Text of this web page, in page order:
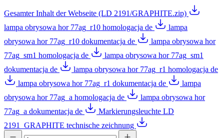
Gesamter Inhalt der Webseite (LD 2191/GRAPHITE.zip)
lampa obrysowa hor 77ag_r10 homologacja de
lampa
obrysowa hor 77ag_r10 dokumentacja de
lampa obrysowa hor
77ag_sm1 homologacja de
lampa obrysowa hor 77ag_sm1
dokumentacja de
lampa obrysowa hor 77ag_r1 homologacja de
lampa obrysowa hor 77ag_r1 dokumentacja de
lampa
obrysowa hor 77ag_a homologacja de
lampa obrysowa hor
77ag_a dokumentacja de
Markierungsleuchte LD
2191_GRAPHITE technische zeichnung